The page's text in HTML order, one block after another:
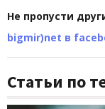
Не пропусти
bigmir)net в
Статьи по